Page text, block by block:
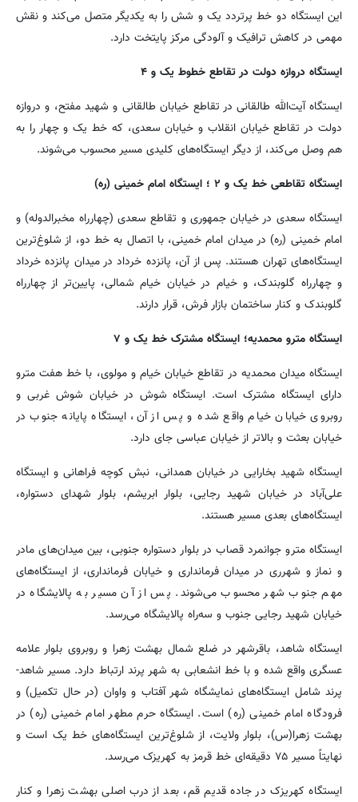
این ایستگاه دو خط پرتردد یک و شش را به یکدیگر متصل می‌کند و نقش
مهمی در کاهش ترافیک و آلودگی مرکز پایتخت دارد.
ایستگاه دروازه دولت در تقاطع خطوط یک و ۴
ایستگاه آیت‌الله طالقانی در تقاطع خیابان طالقانی و شهید مفتح، و دروازه
دولت در تقاطع خیابان انقلاب و خیابان سعدی، که خط یک و چهار را به
هم وصل می‌کند، از دیگر ایستگاه‌های کلیدی مسیر محسوب می‌شوند.
ایستگاه تقاطعی خط یک و ۲ ؛ ایستگاه امام خمینی (ره)
ایستگاه سعدی در خیابان جمهوری و تقاطع سعدی (چهارراه مخبرالدوله) و
امام خمینی (ره) در میدان امام خمینی، با اتصال به خط دو، از شلوغ‌ترین
ایستگاه‌های تهران هستند. پس از آن، پانزده خرداد در میدان پانزده خرداد
و چهارراه گلوبندک، و خیام در خیابان خیام شمالی، پایین‌تر از چهارراه
گلوبندک و کنار ساختمان بازار فرش، قرار دارند.
ایستگاه مترو محمدیه؛ ایستگاه مشترک خط یک و ۷
ایستگاه میدان محمدیه در تقاطع خیابان خیام و مولوی، با خط هفت مترو
دارای ایستگاه مشترک است. ایستگاه شوش در خیابان شوش غربی و
روبروی خیابان خیام واقع شده و پس از آن، ایستگاه پایانه جنوب در
خیابان بعثت و بالاتر از خیابان عباسی جای دارد.
ایستگاه شهید بخارایی در خیابان همدانی، نبش کوچه فراهانی و ایستگاه
علی‌آباد در خیابان شهید رجایی، بلوار ابریشم، بلوار شهدای دستواره،
ایستگاه‌های بعدی مسیر هستند.
ایستگاه مترو جوانمرد قصاب در بلوار دستواره جنوبی، بین میدان‌های مادر
و نماز و شهرری در میدان فرمانداری و خیابان فرمانداری، از ایستگاه‌های
مهم جنوب شهر محسوب می‌شوند. پس از آن مسیر به پالایشگاه در
خیابان شهید رجایی جنوب و سه‌راه پالایشگاه می‌رسد.
ایستگاه شاهد، باقرشهر در ضلع شمال بهشت زهرا و روبروی بلوار علامه
عسگری واقع شده و با خط انشعابی به شهر پرند ارتباط دارد. مسیر شاهد-
پرند شامل ایستگاه‌های نمایشگاه شهر آفتاب و واوان (در حال تکمیل) و
فرودگاه امام خمینی (ره) است. ایستگاه حرم مطهر امام خمینی (ره) در
بهشت زهرا(س)، بلوار ولایت، از شلوغ‌ترین ایستگاه‌های خط یک است و
نهایتاً مسیر ۷۵ دقیقه‌ای خط قرمز به کهریزک می‌رسد.
ایستگاه کهریزک در جاده قدیم قم، بعد از درب اصلی بهشت زهرا و کنار